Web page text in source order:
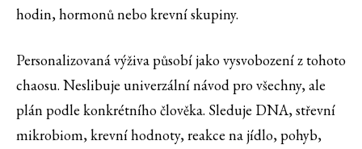
hodin, hormonů nebo krevní skupiny.
Personalizovaná výživa působí jako vysvobození z tohoto
chaosu. Neslibuje univerzální návod pro všechny, ale
plán podle konkrétního člověka. Sleduje DNA, střevní
mikrobiom, krevní hodnoty, reakce na jídlo, pohyb,